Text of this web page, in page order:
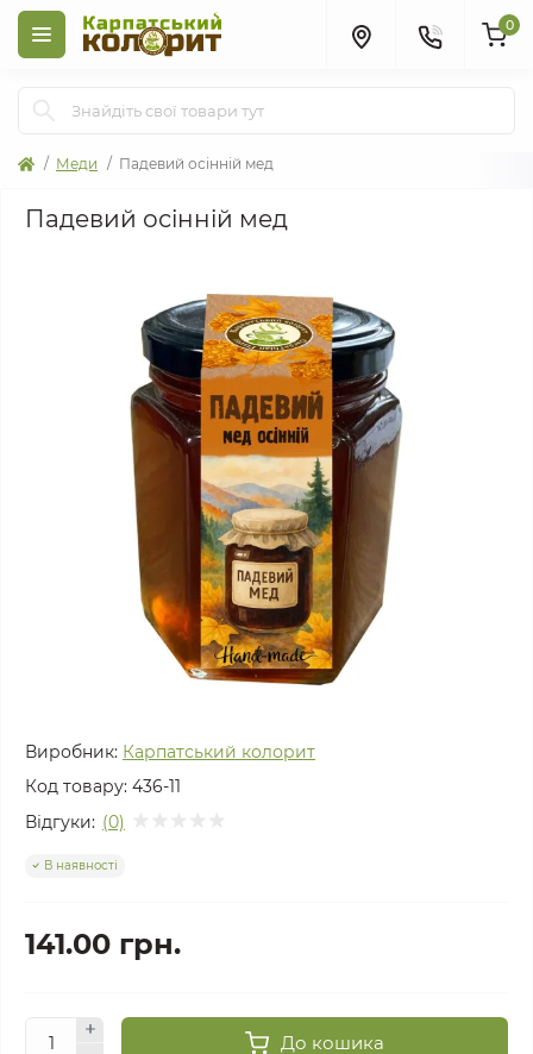
0
Меди Падевий осінній мед
Падевий осінній мед
Виробник: Карпатський колорит
Код товару: 436-11
Відгуки: (0)
В наявності
141.00 грн.
До кошика